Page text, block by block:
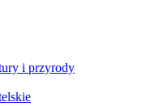
i przyrody